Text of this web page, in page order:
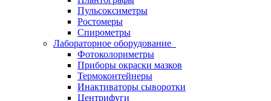
Пульсоксиметры
Ростомеры
Спирометры
Лабораторное оборудование
Фотоколориметры
Приборы окраски мазков
Термоконтейнеры
Инактиваторы сыворотки
Центрифуги